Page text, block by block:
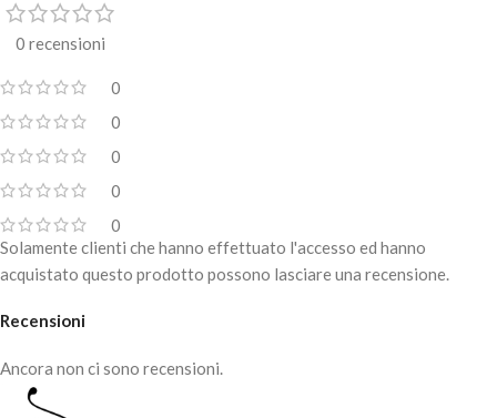
0 recensioni
0
0
0
0
0
Recensioni
Ancora non ci sono recensioni.
Solamente clienti che hanno effettuato l'accesso ed hanno
acquistato questo prodotto possono lasciare una recensione.